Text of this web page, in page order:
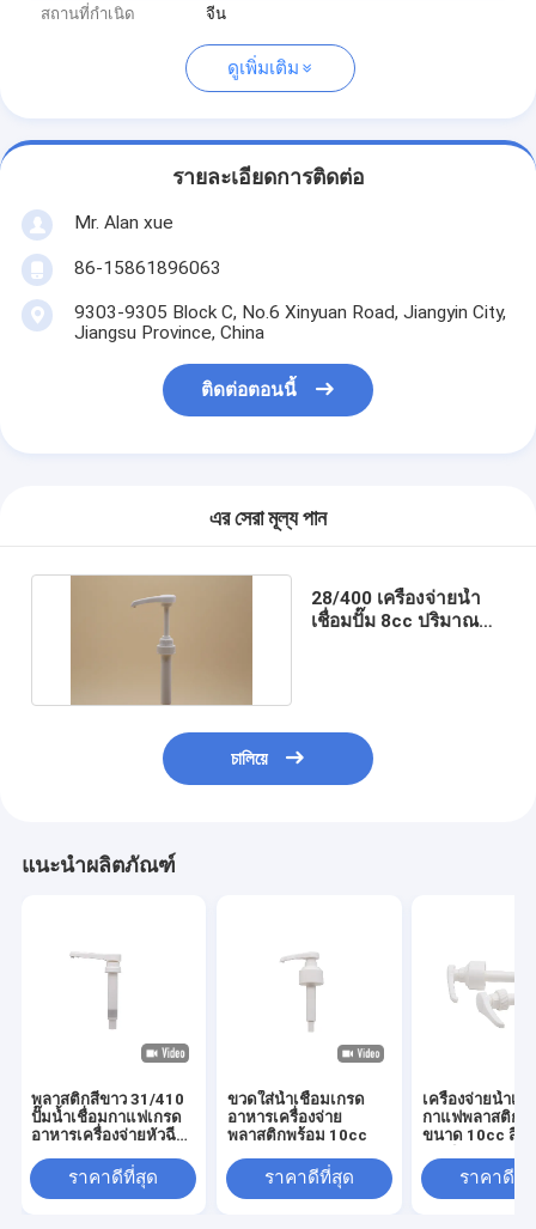
สถานที่กำเนิด
จีน
ดูเพิ่มเติม
รายละเอียดการติดต่อ
Mr. Alan xue
86-15861896063
9303-9305 Block C, No.6 Xinyuan Road, Jiangyin City,
Jiangsu Province, China
ติดต่อตอนนี้
এর সেরা মূল্য পান
28/400 เครื่องจ่ายน้ำ
เชื่อมปั๊ม 8cc ปริมาณ
চালিয়ে
แนะนำผลิตภัณฑ์
พลาสติกสีขาว 31/410
ปั๊มน้ำเชื่อมกาแฟเกรด
อาหารเครื่องจ่ายหัวฉีด
ราคาดีที่สุด
ขวดใส่น้ำเชื่อมเกรด
อาหารเครื่องจ่าย
พลาสติกพร้อม 10cc
ราคาดีที่สุด
เครื่องจ่ายน้ำเชื่
กาแฟพลาสติก
ขนาด 10cc สีข
ราคาดีที่